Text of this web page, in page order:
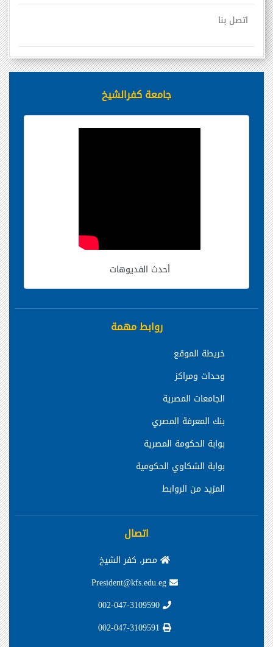
اتصل بنا
جامعة كفرالشيخ
أحدث الفديوهات
روابط مهمة
خريطة الموقع
وحدات ومراكز
الجامعات المصرية
بنك المعرفة المصري
بوابة الحكومة المصرية
بوابة الشكاوي الحكومية
المزيد من الروابط
اتصال
مصر، كفر الشيخ